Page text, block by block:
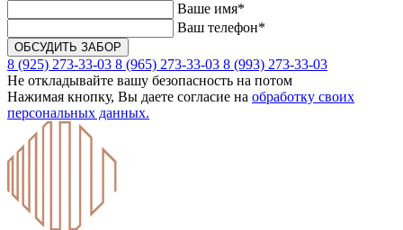
Ваше имя*
Ваш телефон*
8 (925) 273-33-03 8 (965) 273-33-03 8 (993) 273-33-03
Не откладывайте вашу безопасность на потом
Нажимая кнопку, Вы даете согласие на обработку своих
персональных данных.